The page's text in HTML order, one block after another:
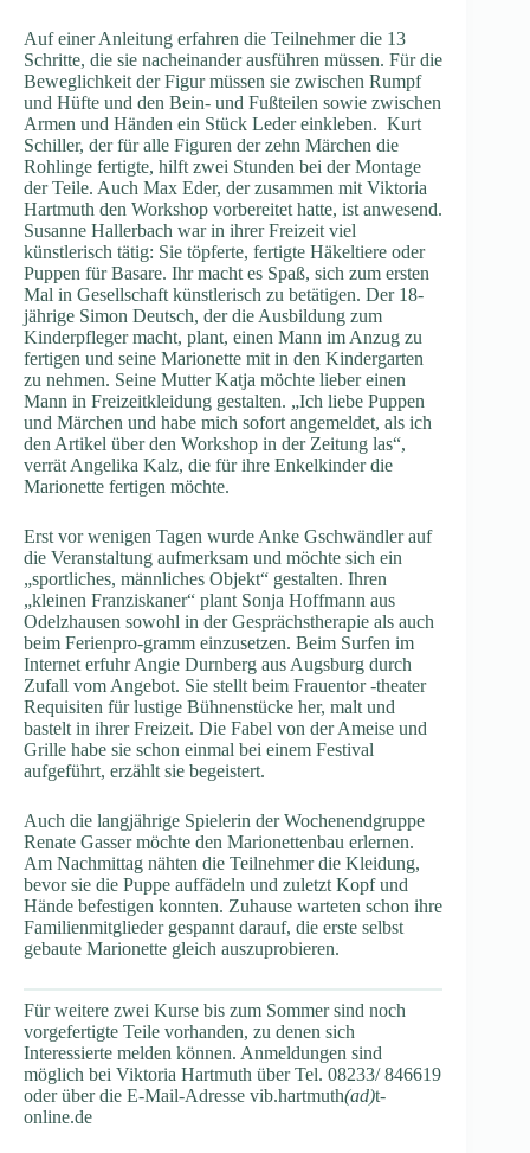
Auf einer Anleitung erfahren die Teilnehmer die 13
Schritte, die sie nacheinander ausführen müssen. Für die
Beweglichkeit der Figur müssen sie zwischen Rumpf
und Hüfte und den Bein- und Fußteilen sowie zwischen
Armen und Händen ein Stück Leder einkleben. Kurt
Schiller, der für alle Figuren der zehn Märchen die
Rohlinge fertigte, hilft zwei Stunden bei der Montage
der Teile. Auch Max Eder, der zusammen mit Viktoria
Hartmuth den Workshop vorbereitet hatte, ist anwesend.
Susanne Hallerbach war in ihrer Freizeit viel
künstlerisch tätig: Sie töpferte, fertigte Häkeltiere oder
Puppen für Basare. Ihr macht es Spaß, sich zum ersten
Mal in Gesellschaft künstlerisch zu betätigen. Der 18-
jährige Simon Deutsch, der die Ausbildung zum
Kinderpfleger macht, plant, einen Mann im Anzug zu
fertigen und seine Marionette mit in den Kindergarten
zu nehmen. Seine Mutter Katja möchte lieber einen
Mann in Freizeitkleidung gestalten. „Ich liebe Puppen
und Märchen und habe mich sofort angemeldet, als ich
den Artikel über den Workshop in der Zeitung las“,
verrät Angelika Kalz, die für ihre Enkelkinder die
Marionette fertigen möchte.
Erst vor wenigen Tagen wurde Anke Gschwändler auf
die Veranstaltung aufmerksam und möchte sich ein
„sportliches, männliches Objekt“ gestalten. Ihren
„kleinen Franziskaner“ plant Sonja Hoffmann aus
Odelzhausen sowohl in der Gesprächstherapie als auch
beim Ferienpro-gramm einzusetzen. Beim Surfen im
Internet erfuhr Angie Durnberg aus Augsburg durch
Zufall vom Angebot. Sie stellt beim Frauentor -theater
Requisiten für lustige Bühnenstücke her, malt und
bastelt in ihrer Freizeit. Die Fabel von der Ameise und
Grille habe sie schon einmal bei einem Festival
aufgeführt, erzählt sie begeistert.
Auch die langjährige Spielerin der Wochenendgruppe
Renate Gasser möchte den Marionettenbau erlernen.
Am Nachmittag nähten die Teilnehmer die Kleidung,
bevor sie die Puppe auffädeln und zuletzt Kopf und
Hände befestigen konnten. Zuhause warteten schon ihre
Familienmitglieder gespannt darauf, die erste selbst
gebaute Marionette gleich auszuprobieren.
Für weitere zwei Kurse bis zum Sommer sind noch
vorgefertigte Teile vorhanden, zu denen sich
Interessierte melden können. Anmeldungen sind
möglich bei Viktoria Hartmuth über Tel. 08233/ 846619
oder über die E-Mail-Adresse vib.hartmuth(ad)t-
online.de